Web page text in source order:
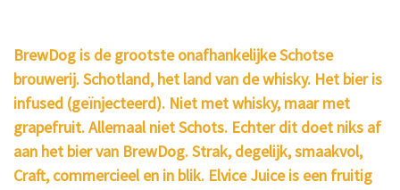
BrewDog is de grootste onafhankelijke Schotse
brouwerij. Schotland, het land van de whisky. Het bier is
infused (geïnjecteerd). Niet met whisky, maar met
grapefruit. Allemaal niet Schots. Echter dit doet niks af
aan het bier van BrewDog. Strak, degelijk, smaakvol,
Craft, commercieel en in blik. Elvice Juice is een fruitig